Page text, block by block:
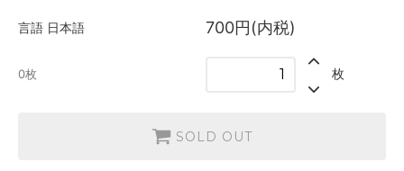
0枚
言語 日本語 700円(内税)
0枚 枚
SOLD OUT